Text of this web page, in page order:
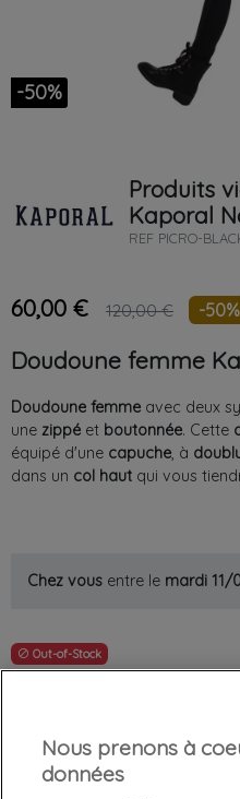
-50%
Produits
Kaporal
REF PICRO-
60,00 € 120,00 € -50%
Doudoune femme
Doudoune femme avec deux
une zippé et boutonnée. Cette
équipé d'une capuche, à
dans un col haut qui vous
Chez vous entre le mardi 11/
 Out-of-Stock
Livraison gratuite *
Retours sous 100 jours
Nous prenons à
données